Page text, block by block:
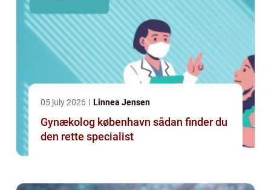
05 july 2026 Linnea Jensen
Gynækolog københavn sådan finder du
den rette specialist